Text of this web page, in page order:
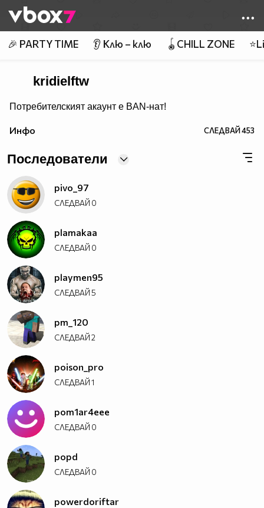
👾
🎉 PARTY TIME 👂 Клю – клю 🪀CHILL ZONE
kridielftw
Потребителският акаунт е BAN-нат!
Инфо СЛЕДВАЙ453
Последователи
pivo_97
СЛЕДВАЙ 0
plamakaa
СЛЕДВАЙ 0
playmen95
СЛЕДВАЙ5
pm_120
СЛЕДВАЙ2
poison_pro
СЛЕДВАЙ1
pom1ar4eee
СЛЕДВАЙ 0
popd
СЛЕДВАЙ 0
powerdoriftar